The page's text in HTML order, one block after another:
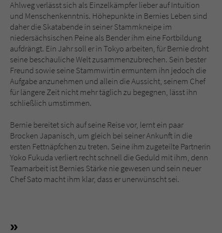
Ahlweg verlässt sich als Einzelkämpfer lieber auf Intuition
und Menschenkenntnis. Höhepunkte in Bernies Leben sind
daher die Skatabende in seiner Stammkneipe im
niedersächsischen Peine als Bender ihm eine Fortbildung
aufdrängt. Ein Jahr soll er in Tokyo arbeiten, für Bernie droht
seine beschauliche Welt zusammenzubrechen. Sein bester
Freund sowie seine Stammwirtin ermuntern ihn jedoch die
Aufgabe anzunehmen und allein die Aussicht, seinem Chef
für längere Zeit nicht mehr täglich zu begegnen, lässt ihn
schließlich umstimmen.
Bernie bereitet sich auf seine Reise vor, lernt ein paar
Brocken Japanisch, um gleich bei seiner Ankunft in die
ersten Fettnäpfchen zu treten. Seine ihm zugeteilte Partnerin
Yoko Fukuda verliert recht schnell die Geduld mit ihm, denn
Teamarbeit ist Bernies Stärke nie gewesen und sein neuer
Chef Sato macht ihm klar, dass er unerwünscht sei.
Sicherheitscode des Kontaktformulars zu
überprüfen.